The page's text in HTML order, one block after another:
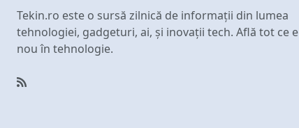
Tekin.ro este o sursă zilnică de informații din lumea
tehnologiei, gadgeturi, ai, și inovații tech. Află tot ce e
nou în tehnologie.